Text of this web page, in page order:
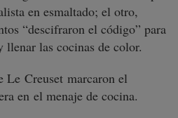
en esmaltado; el otro,
“descifraron el código” para
las cocinas de color.
Le Creuset marcaron el
en el menaje de cocina.